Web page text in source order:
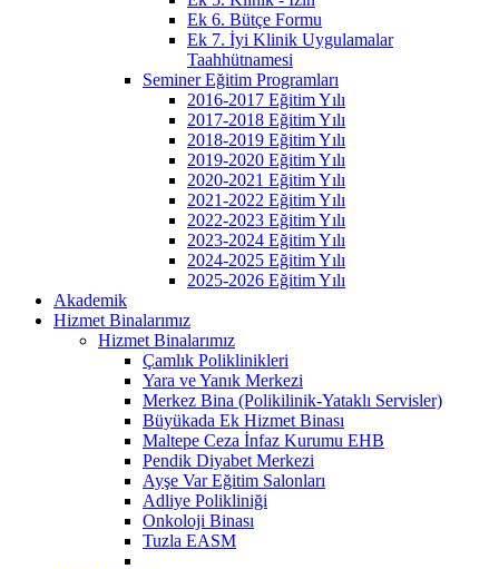
Ek 6. Bütçe Formu
Ek 7. İyi Klinik Uygulamalar
Taahhütnamesi
Seminer Eğitim Programları
2016-2017 Eğitim Yılı
2017-2018 Eğitim Yılı
2018-2019 Eğitim Yılı
2019-2020 Eğitim Yılı
2020-2021 Eğitim Yılı
2021-2022 Eğitim Yılı
2022-2023 Eğitim Yılı
2023-2024 Eğitim Yılı
2024-2025 Eğitim Yılı
2025-2026 Eğitim Yılı
Akademik
Hizmet Binalarımız
Hizmet Binalarımız
Çamlık Poliklinikleri
Yara ve Yanık Merkezi
Merkez Bina (Polikilinik-Yataklı Servisler)
Büyükada Ek Hizmet Binası
Maltepe Ceza İnfaz Kurumu EHB
Pendik Diyabet Merkezi
Ayşe Var Eğitim Salonları
Adliye Polikliniği
Onkoloji Binası
Tuzla EASM